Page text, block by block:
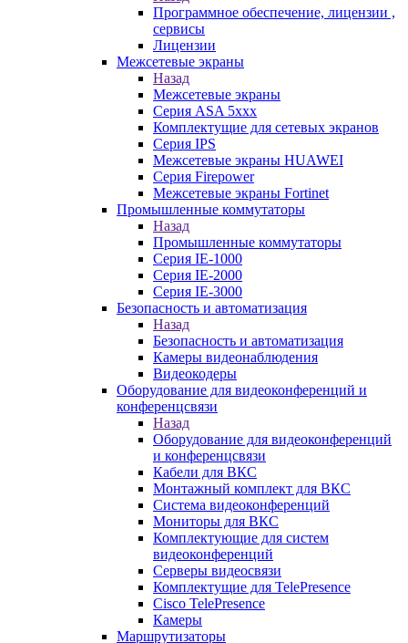
Программное обеспечение, лицензии ,
сервисы
Лицензии
Межсетевые экраны
Назад
Межсетевые экраны
Серия ASA 5xxx
Комплектущие для сетевых экранов
Серия IPS
Межсетевые экраны HUAWEI
Серия Firepower
Межсетевые экраны Fortinet
Промышленные коммутаторы
Назад
Промышленные коммутаторы
Серия IE-1000
Серия IE-2000
Серия IE-3000
Безопасность и автоматизация
Назад
Безопасность и автоматизация
Камеры видеонаблюдения
Видеокодеры
Оборудование для видеоконференций и
конференцсвязи
Назад
Оборудование для видеоконференций
и конференцсвязи
Кабели для ВКС
Монтажный комплект для ВКС
Система видеоконференций
Мониторы для ВКС
Комплектующие для систем
видеоконференций
Серверы видеосвязи
Комплектущие для TelePresence
Cisco TelePresence
Камеры
Маршрутизаторы